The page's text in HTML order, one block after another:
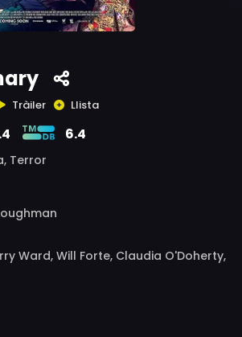
Tràiler Llista
6.4
Terror
Ward, Will Forte, Claudia O'Doherty,
Chandler, Risteard Cooper, Emma
Mary McEvoy, Siobhán
Jed Murray